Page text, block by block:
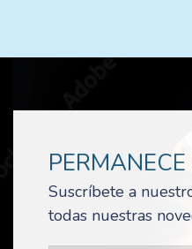
Suscríbete a
todas nuestras